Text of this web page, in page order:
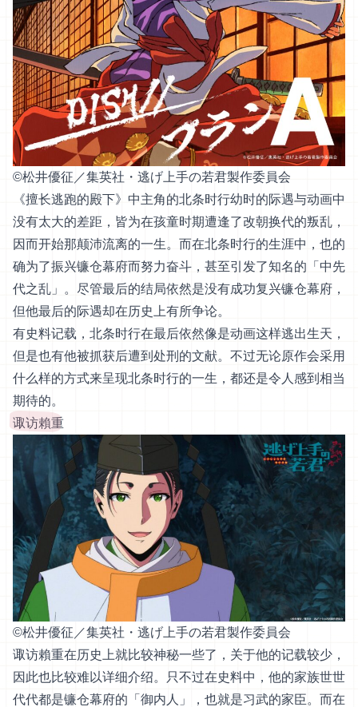
©︎松井優征／集英社・逃げ上手の若君製作委員会
《擅长逃跑的殿下》中主角的北条时行幼时的际遇与动画中
没有太大的差距，皆为在孩童时期遭逢了改朝换代的叛乱，
因而开始那颠沛流离的一生。而在北条时行的生涯中，也的
确为了振兴镰仓幕府而努力奋斗，甚至引发了知名的「中先
代之乱」。尽管最后的结局依然是没有成功复兴镰仓幕府，
但他最后的际遇却在历史上有所争论。
有史料记载，北条时行在最后依然像是动画这样逃出生天，
但是也有他被抓获后遭到处刑的文献。不过无论原作会采用
什么样的方式来呈现北条时行的一生，都还是令人感到相当
期待的。
诹访賴重
©︎松井優征／集英社・逃げ上手の若君製作委員会
诹访賴重在历史上就比较神秘一些了，关于他的记载较少，
因此也比较难以详细介绍。只不过在史料中，他的家族世世
代代都是镰仓幕府的「御内人」，也就是习武的家臣。而在